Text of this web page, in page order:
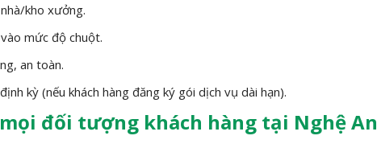
kho xưởng.
mức độ chuột.
an toàn.
kỳ (nếu khách hàng đăng ký gói dịch vụ dài hạn).
đối tượng khách hàng tại Nghệ An